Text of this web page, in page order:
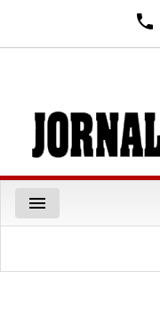
phone
menu